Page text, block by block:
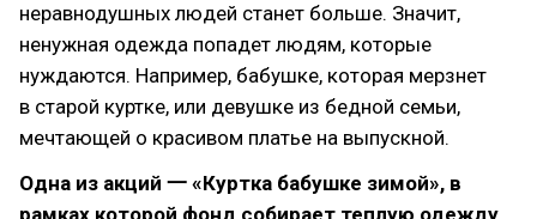
неравнодушных людей станет больше. Значит,
ненужная одежда попадет людям, которые
нуждаются. Например, бабушке, которая мерзнет
в старой куртке, или девушке из бедной семьи,
мечтающей о красивом платье на выпускной.
Одна из акций 一 «Куртка бабушке зимой», в
рамках которой фонд собирает теплую одежду